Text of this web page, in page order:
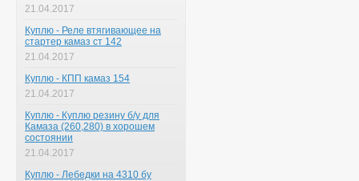
21.04.2017
Куплю - Реле втягивающее на
стартер камаз ст 142
21.04.2017
Куплю - КПП камаз 154
21.04.2017
Куплю - Куплю резину б/у для
Камаза (260,280) в хорошем
состоянии
21.04.2017
Куплю - Лебедки на 4310 бу